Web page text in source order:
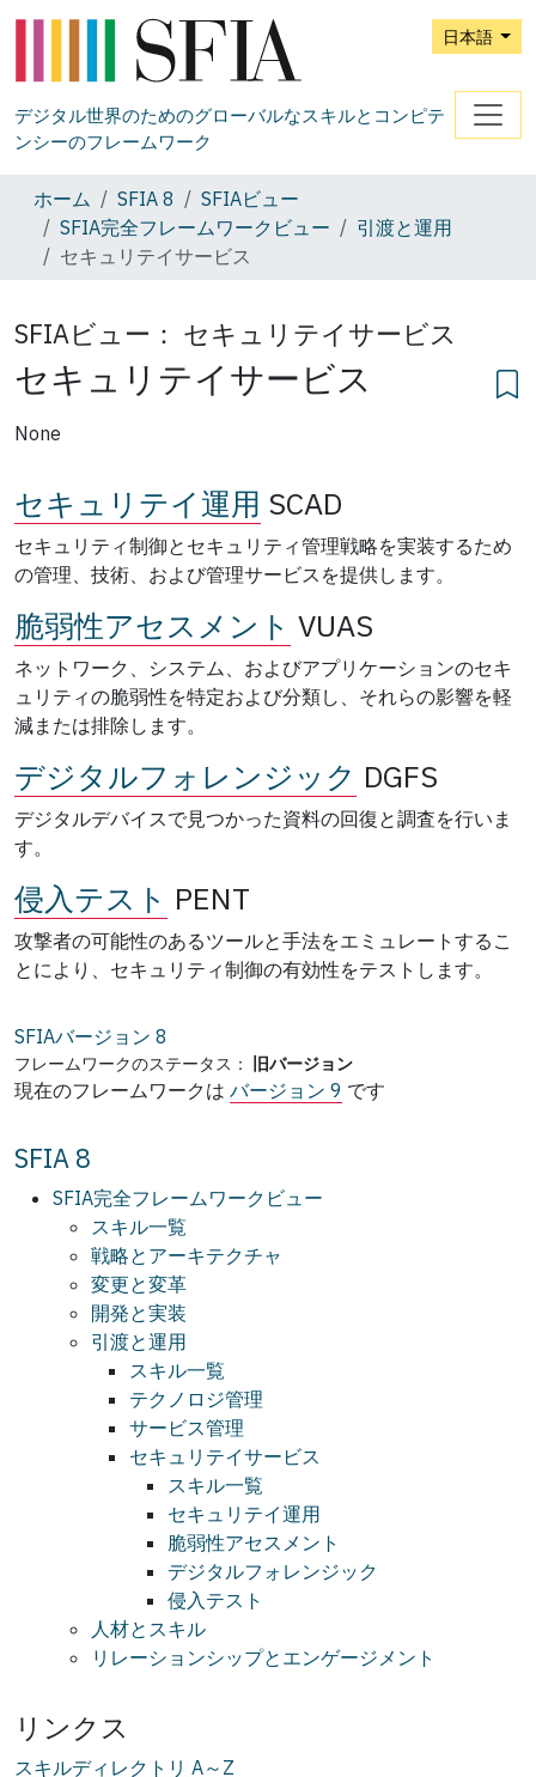
日本語
デジタル世界のためのグローバルなスキルとコンピテ
ンシーのフレームワーク
ホーム SFIA 8
SFIAビュー
SFIA完全フレームワークビュー
引渡と運用
セキュリテイサービス
SFIAビュー： セキュリテイサービス
セキュリテイサービス
None
セキュリテイ運用 SCAD
セキュリティ制御とセキュリティ管理戦略を実装するため
の管理、技術、および管理サービスを提供します。
脆弱性アセスメント VUAS
ネットワーク、システム、およびアプリケーションのセキ
ュリティの脆弱性を特定および分類し、それらの影響を軽
減または排除します。
デジタルフォレンジック DGFS
デジタルデバイスで見つかった資料の回復と調査を行いま
す。
侵入テスト PENT
攻撃者の可能性のあるツールと手法をエミュレートするこ
とにより、セキュリティ制御の有効性をテストします。
SFIAバージョン 8
フレームワークのステータス： 旧バージョン
現在のフレームワークは バージョン 9 です
SFIA 8
SFIA完全フレームワークビュー
スキル一覧
戦略とアーキテクチャ
変更と変革
開発と実装
引渡と運用
スキル一覧
テクノロジ管理
サービス管理
セキュリテイサービス
スキル一覧
セキュリテイ運用
脆弱性アセスメント
デジタルフォレンジック
侵入テスト
人材とスキル
リレーションシップとエンゲージメント
リンクス
スキルディレクトリ A～Z